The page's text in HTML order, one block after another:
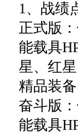
1、战绩
正式版
能载具
星、红
精品装
奋斗版
能载具